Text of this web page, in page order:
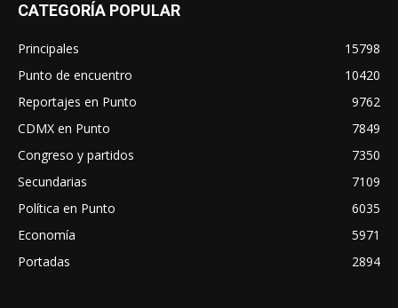
CATEGORÍA POPULAR
Principales
15798
Punto de encuentro
10420
Reportajes en Punto
9762
CDMX en Punto
7849
Congreso y partidos
7350
Secundarias
7109
Política en Punto
6035
Economía
5971
Portadas
2894